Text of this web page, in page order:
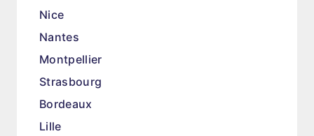
Nice
Nantes
Montpellier
Strasbourg
Bordeaux
Lille